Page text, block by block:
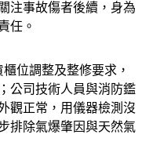
注事故傷者後續，身為
任。
位調整及整修要求，
公司技術人員與消防鑑
觀正常，用儀器檢測沒
排除氣爆肇因與天然氣